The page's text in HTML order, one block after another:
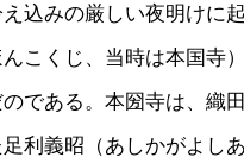
込みの厳しい夜明けに
こくじ、当時は本国寺
である。本圀寺は、織
利義昭（あしかがよし